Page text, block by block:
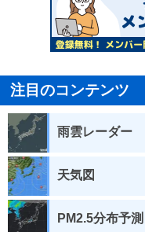
注目のコンテンツ
雨雲レーダー
天気図
PM2.5分布予測